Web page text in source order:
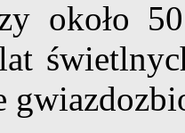
około